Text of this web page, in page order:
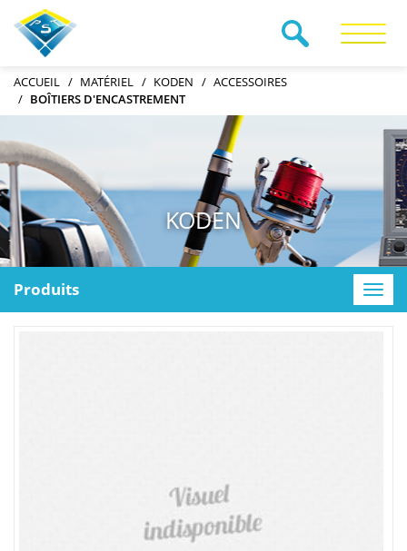
ACCUEIL MATÉRIEL KODEN
ACCESSOIRES
BOÎTIERS D'ENCASTREMENT
KODEN
Toggle
Produits